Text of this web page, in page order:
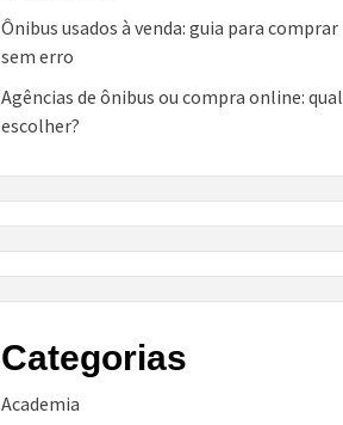
Ônibus usados à venda: guia para comprar
sem erro
Agências de ônibus ou compra online: qual
escolher?
Categorias
Academia